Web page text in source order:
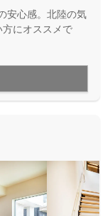
安心感。北陸の気
にオススメで